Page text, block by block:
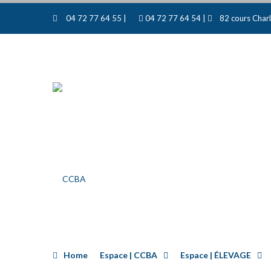
04 72 77 64 55 | 04 72 77 64 54 | 82 cours
Home Espace | CCBA Espace | ÉLEVAGE